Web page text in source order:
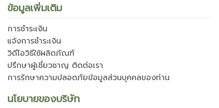
ข้อมูลเพิ่มเติม
การชำระเงิน
แจ้งการชำระเงิน
วิดีโอวิธีใช้ผลิตภัณฑ์
ปรึกษาผู้เชี่ยวชาญ ติดต่อเรา
การรักษาความปลอดภัยข้อมูลส่วนบุคคลของท่าน
นโยบายของบริษัท